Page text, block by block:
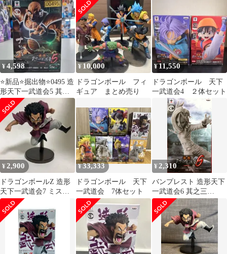
ィギュア
ット
¥4,598
⭐新品⭐掘出物⭐0495 造
形天下一武道会5 其之
三 ナッパ
¥ 10,000
ドラゴンボール フィ
ギュア まとめ売り
¥11,550
ドラゴンボール 天下
一武道会4 ２体セット
¥2,900
ドラゴンボールZ 造形
天下一武道会7 ミスタ
ー・サタン フィギュア
¥33,333
ドラゴンボール 天下
一武道会 7体セット
¥2,310
バンプレスト 造形天下
一武道会6 其之三
SCultures BIG 18号/スペ
シャルカラー